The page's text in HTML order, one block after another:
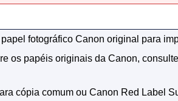
fotográfico Canon original para
os papéis originais da Canon, consulte
cópia comum ou Canon Red Label